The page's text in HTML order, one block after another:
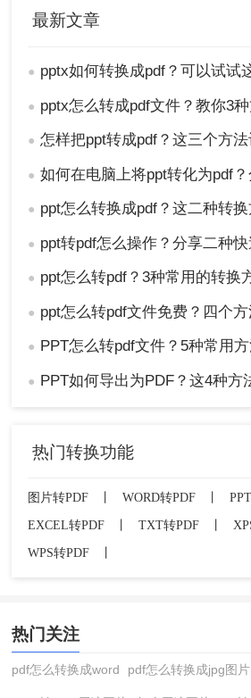
最新文章
● pptx如何转换成pdf？可以试试
● pptx怎么转成pdf文件？教你3种
● 怎样把ppt转成pdf？这三个方法让
● 如何在电脑上将ppt转化为pdf？分享三个实用
● ppt怎么转换成pdf？这二种转换
● ppt转pdf怎么操作？分享二种快
● ppt怎么转pdf？3种常用的转换
● ppt怎么转pdf文件免费？四个
● PPT怎么转pdf文件？5种常用方
● PPT如何导出为PDF？这4种方法简
热门转换功能
图片转PDF WORD转PDF
EXCEL转PDF
TXT转PDF
WPS转PDF
热门关注
pdf怎么转换成word pdf怎么转换成jpg图片